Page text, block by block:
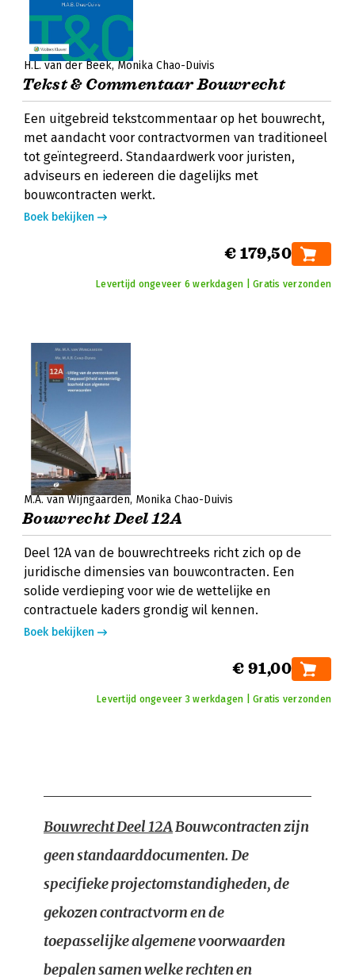
H.L. van der Beek Monika Chao-Duivis
Tekst & Commentaar Bouwrecht
Een uitgebreid tekstcommentaar op het bouwrecht,
met aandacht voor contractvormen van traditioneel
tot geïntegreerd. Standaardwerk voor juristen,
adviseurs en iedereen die dagelijks met
bouwcontracten werkt.
Boek bekijken
€ 179,50
Levertijd ongeveer 6 werkdagen | Gratis verzonden
M.A. van Wijngaarden Monika Chao-Duivis
Bouwrecht Deel 12A
Deel 12A van de bouwrechtreeks richt zich op de
juridische dimensies van bouwcontracten. Een
solide verdieping voor wie de wettelijke en
contractuele kaders grondig wil kennen.
Boek bekijken
€ 91,00
Levertijd ongeveer 3 werkdagen | Gratis verzonden
Bouwrecht Deel 12ABouwcontracten zijn
geen standaarddocumenten. De
specifieke projectomstandigheden, de
gekozen contractvorm en de
toepasselijke algemene voorwaarden
bepalen samen welke rechten en